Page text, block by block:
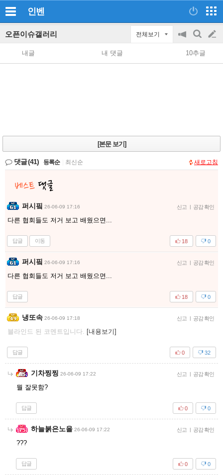
인벤
오픈이슈갤러리 전체보기
공
지
on/off
검
색
글
쓰
내글 내 댓글 10추글
[본문 보기]
댓글(41) 등록순 최신순 새로고침
퍼시핔 26-06-09 17:16 신고 | 공감 확인
다른 협회들도 저거 보고 배웠으면...
답글 이동 0
18
퍼시핔 26-06-09 17:16 신고 | 공감 확인
다른 협회들도 저거 보고 배웠으면...
답글 0
18
냉또속 26-06-09 17:18 신고 | 공감 확인
블라인드 된 코멘트입니다. [내용보기]
답글 32
0
기차찡찡 26-06-09 17:22 신고 | 공감 확인
뭘 잘못함?
답글 0
0
하늘붉은노을 26-06-09 17:22 신고 | 공감 확인
???
답글 0
0